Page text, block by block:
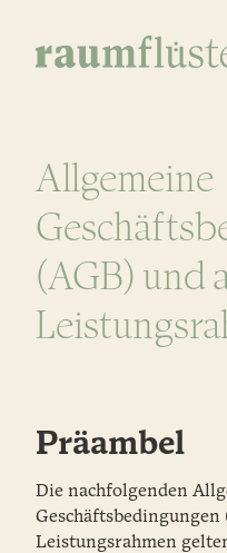
Allgemeine
(AGB) und
Präambel
Die nachfolgenden
Leistungsrahmen